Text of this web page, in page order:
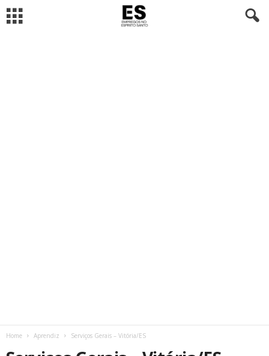
Home Aprendiz Serviços Gerais – Vitória/ES